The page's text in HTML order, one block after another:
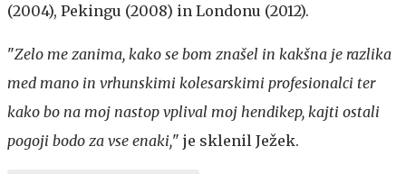
(2004), Pekingu (2008) in Londonu (2012).
"Zelo me zanima, kako se bom znašel in kakšna je razlika
med mano in vrhunskimi kolesarskimi profesionalci ter
kako bo na moj nastop vplival moj hendikep, kajti ostali
pogoji bodo za vse enaki," je sklenil Ježek.